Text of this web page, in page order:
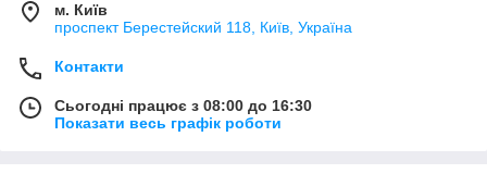
м. Київ
проспект Берестейский 118, Київ, Україна
Контакти
Сьогодні працює з 08:00 до 16:30
Показати весь графік роботи